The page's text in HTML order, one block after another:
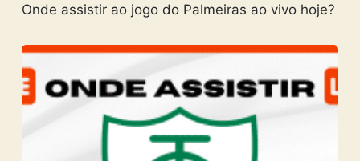
Onde assistir ao jogo do Palmeiras ao vivo hoje?